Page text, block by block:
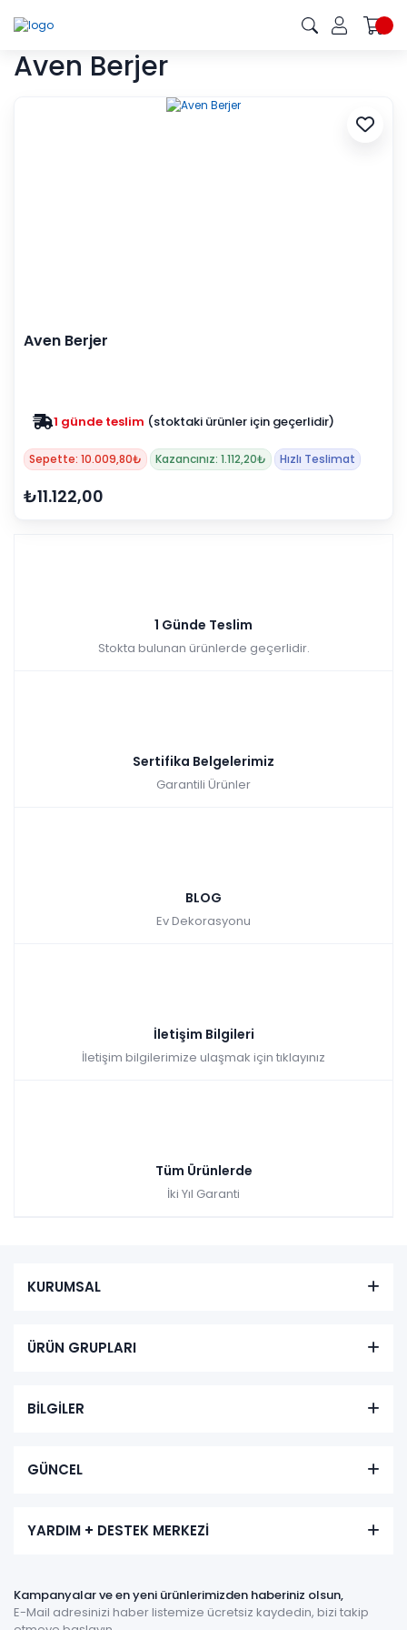
Aven Berjer
Aven Berjer
1 günde teslim (stoktaki ürünler için geçerlidir)
Sepette: 10.009,80₺ Kazancınız: 1.112,20₺ Hızlı Teslimat
₺11.122,00
1 Günde Teslim
Stokta bulunan ürünlerde geçerlidir.
Sertifika Belgelerimiz
Garantili Ürünler
BLOG
Ev Dekorasyonu
İletişim Bilgileri
İletişim bilgilerimize ulaşmak için tıklayınız
Tüm Ürünlerde
İki Yıl Garanti
KURUMSAL
ÜRÜN GRUPLARI
BİLGİLER
GÜNCEL
YARDIM + DESTEK MERKEZİ
Kampanyalar ve en yeni ürünlerimizden haberiniz olsun,
E-Mail adresinizi haber listemize ücretsiz kaydedin, bizi takip